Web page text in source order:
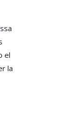
el
la